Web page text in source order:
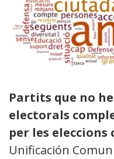
Partits que no
electorals
per les eleccions
Unificación